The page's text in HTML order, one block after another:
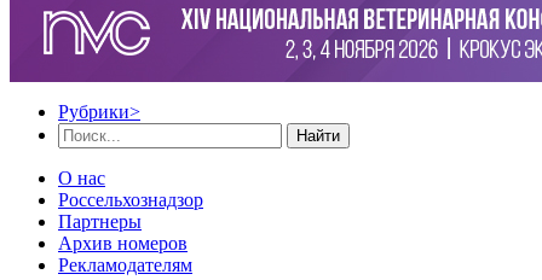
Рубрики>
Найти
О нас
Россельхознадзор
Партнеры
Архив номеров
Рекламодателям